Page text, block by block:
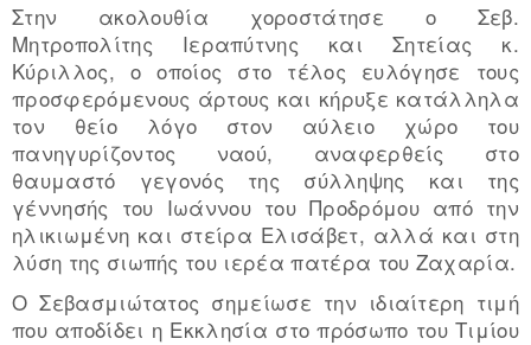
Στην ακολουθία χοροστάτησε ο Σεβ.
Μητροπολίτης Ιεραπύτνης και Σητείας κ.
Κύριλλος, ο οποίος στο τέλος ευλόγησε τους
προσφερόμενους άρτους και κήρυξε κατάλληλα
τον θείο λόγο στον αύλειο χώρο του
πανηγυρίζοντος ναού, αναφερθείς στο
θαυμαστό γεγονός της σύλληψης και της
γέννησής του Ιωάννου του Προδρόμου από την
ηλικιωμένη και στείρα Ελισάβετ, αλλά και στη
λύση της σιωπής του ιερέα πατέρα του Ζαχαρία.
Ο Σεβασμιώτατος σημείωσε την ιδιαίτερη τιμή
που αποδίδει η Εκκλησία στο πρόσωπο του Τιμίου